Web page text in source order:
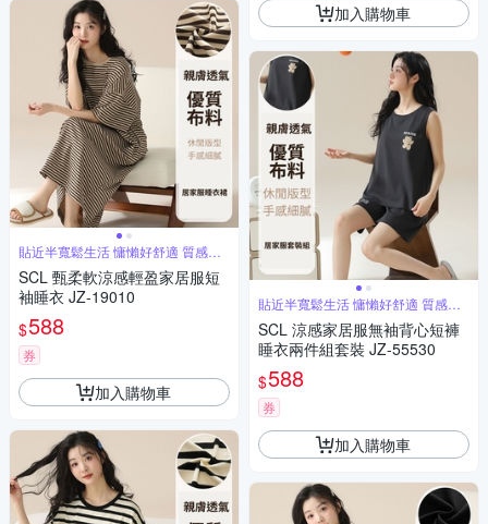
貼近半寬鬆生活 慵懶好舒適 質感居
家
SCL 甄柔軟涼感輕盈家居服短
袖睡衣 JZ-19010
$588
券
加入購物車
加入購物車
貼近半寬鬆生活 慵懶好舒適 質感居
家
SCL 涼感家居服無袖背心短褲
睡衣兩件組套裝 JZ-55530
$588
券
加入購物車